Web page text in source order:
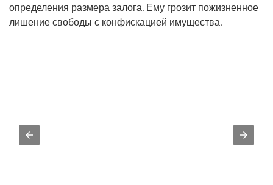
определения размера залога. Ему грозит пожизненное
лишение свободы с конфискацией имущества.